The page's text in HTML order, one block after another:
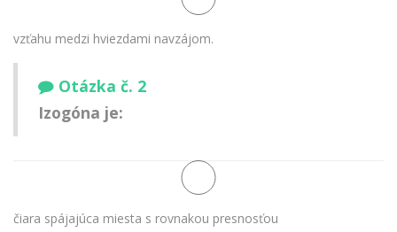
vzťahu medzi hviezdami navzájom.
Otázka č. 2
Izogóna je:
čiara spájajúca miesta s rovnakou presnosťou